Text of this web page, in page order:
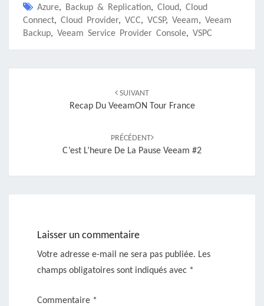
Azure, Backup & Replication, Cloud, Cloud
Connect, Cloud Provider, VCC, VCSP, Veeam, Veeam
Backup, Veeam Service Provider Console, VSPC
SUIVANT
Recap Du VeeamON Tour France
PRÉCÉDENT
C’est L’heure De La Pause Veeam #2
Laisser un commentaire
Votre adresse e-mail ne sera pas publiée. Les
champs obligatoires sont indiqués avec *
Commentaire *